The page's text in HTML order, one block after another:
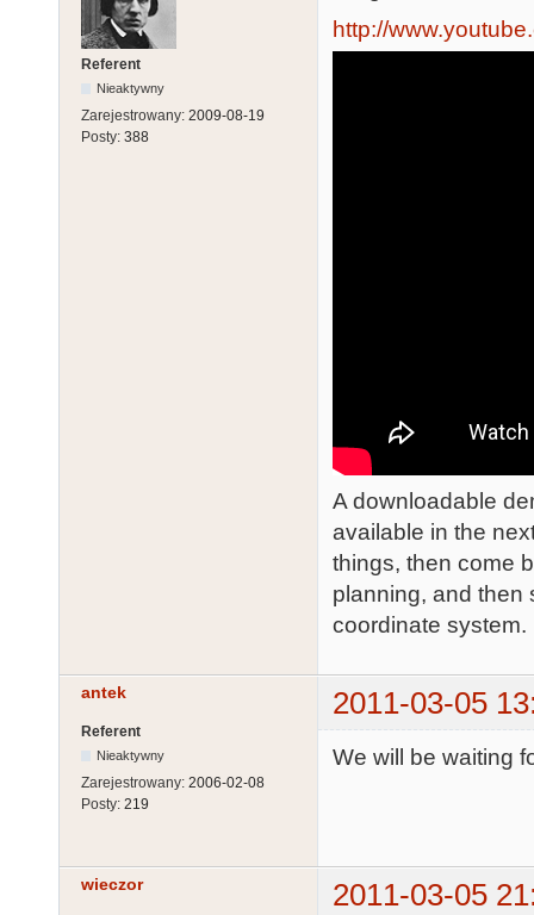
Referent
Nieaktywny
Zarejestrowany: 2009-08-19
Posty: 388
http://
A downloadable
available in the
things, then come
planning, and then
coordinate system.
antek 2011-03-05
Referent
Nieaktywny
Zarejestrowany: 2006-02-08
Posty: 219
We will be waiting
wieczor 2011-03-05